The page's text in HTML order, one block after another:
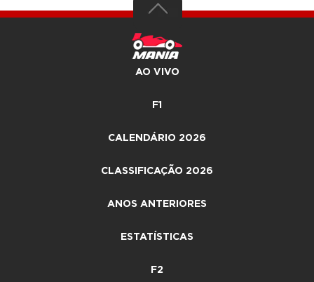
AO VIVO
F1
CALENDÁRIO 2026
CLASSIFICAÇÃO 2026
ANOS ANTERIORES
ESTATÍSTICAS
F2